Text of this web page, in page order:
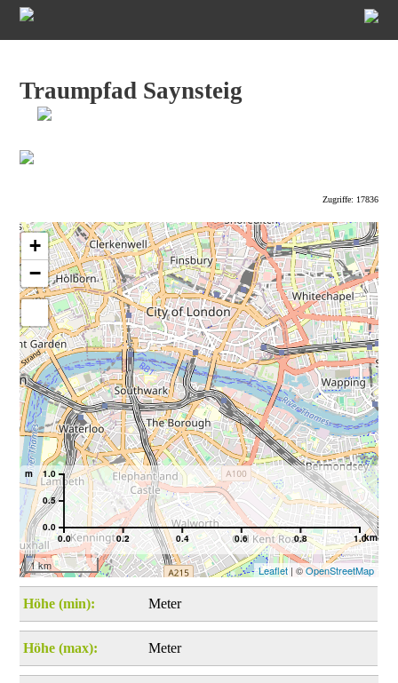
Traumpfad Saynsteig
Zugriffe: 17836
+
−
0.0 0.2 0.4 0.6 0.8 1.0km
0.0
0.5
1.0
m
1 km Leaflet| ©OpenStreetMap
Höhe (min): Meter
Höhe (max): Meter